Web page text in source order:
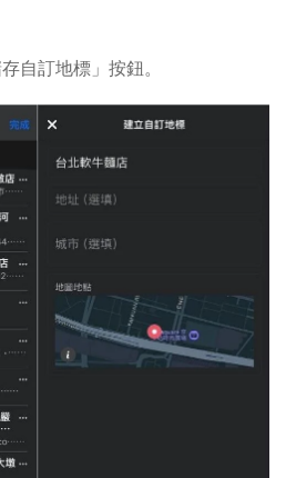
自訂地標」按鈕。